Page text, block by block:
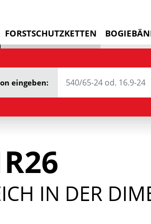
FORSTSCHUTZKETTEN
eingeben:
IN DER